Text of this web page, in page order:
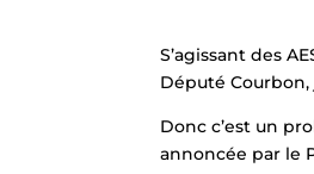
S’agissant des
Député Courbon,
Donc c’est un
annoncée par le